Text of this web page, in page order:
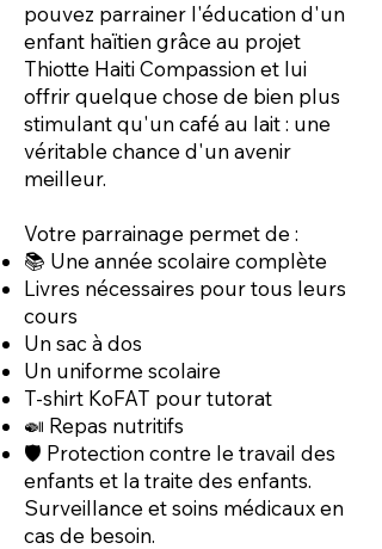
pouvez parrainer l'éducation d'un
enfant haïtien grâce au projet
Thiotte Haiti Compassion et lui
offrir quelque chose de bien plus
stimulant qu'un café au lait : une
véritable chance d'un avenir
meilleur.
Votre parrainage permet de :
📚 Une année scolaire complète
Livres nécessaires pour tous leurs
cours
Un sac à dos
Un uniforme scolaire
T-shirt KoFAT pour tutorat
🍛 Repas nutritifs
🛡️ Protection contre le travail des
enfants et la traite des enfants.
Surveillance et soins médicaux en
cas de besoin.